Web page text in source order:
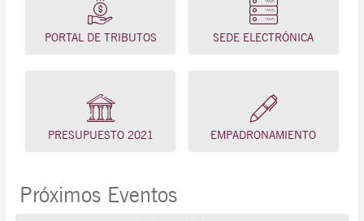
PORTAL DE TRIBUTOS SEDE ELECTRÓNICA
PRESUPUESTO 2021 EMPADRONAMIENTO
Próximos Eventos